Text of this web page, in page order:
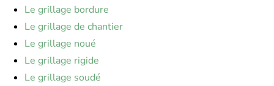
Le grillage bordure
Le grillage de chantier
Le grillage noué
Le grillage rigide
Le grillage soudé